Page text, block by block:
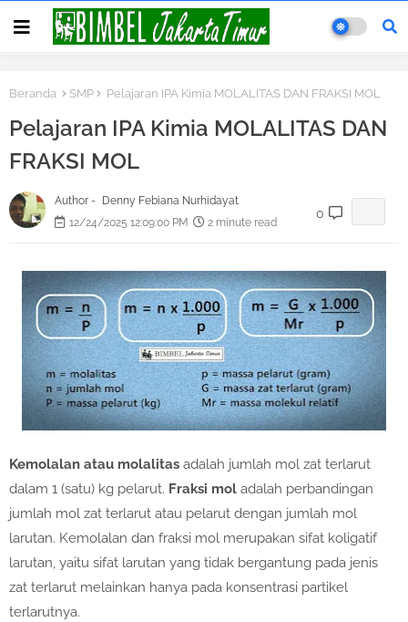
Beranda SMP Pelajaran IPA Kimia MOLALITAS DAN FRAKSI MOL
Pelajaran IPA Kimia MOLALITAS DAN
FRAKSI MOL
Author -
Denny Febiana Nurhidayat
12/24/2025 12:09:00 PM
2 minute read
0
Kemolalan atau molalitas adalah jumlah mol zat terlarut
dalam 1 (satu) kg pelarut. Fraksi mol adalah perbandingan
jumlah mol zat terlarut atau pelarut dengan jumlah mol
larutan. Kemolalan dan fraksi mol merupakan sifat koligatif
larutan, yaitu sifat larutan yang tidak bergantung pada jenis
zat terlarut melainkan hanya pada konsentrasi partikel
terlarutnya.